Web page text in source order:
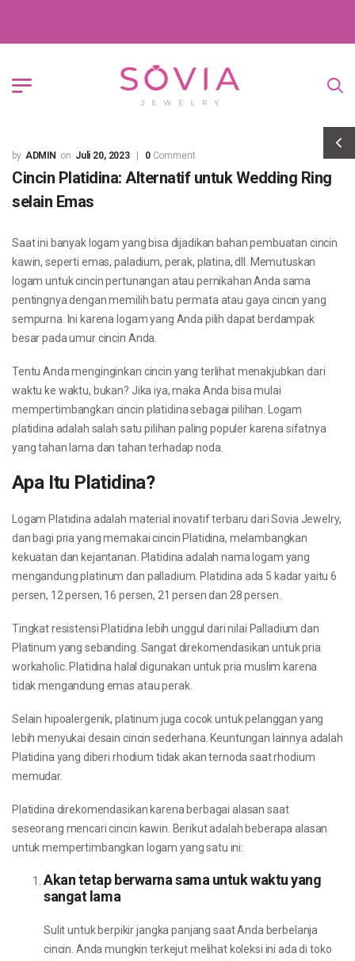
ADMIN Juli 20, 2023 0Comment
Cincin Platidina: Alternatif untuk Wedding Ring
selain Emas
Saat ini banyak logam yang bisa dijadikan bahan pembuatan cincin
kawin, seperti emas, paladium, perak, platina, dll. Memutuskan
logam untuk cincin pertunangan atau pernikahan Anda sama
pentingnya dengan memilih batu permata atau gaya cincin yang
sempurna. Ini karena logam yang Anda pilih dapat berdampak
besar pada umur cincin Anda.
Tentu Anda menginginkan cincin yang terlihat menakjubkan dari
waktu ke waktu, bukan? Jika iya, maka Anda bisa mulai
mempertimbangkan cincin platidina sebagai pilihan. Logam
platidina adalah salah satu pilihan paling populer karena sifatnya
yang tahan lama dan tahan terhadap noda.
Apa Itu Platidina?
Logam Platidina adalah material inovatif terbaru dari Sovia Jewelry,
dan bagi pria yang memakai cincin Platidina, melambangkan
kekuatan dan kejantanan. Platidina adalah nama logam yang
mengandung platinum dan palladium. Platidina ada 5 kadar yaitu 6
persen, 12 persen, 16 persen, 21 persen dan 28 persen.
Tingkat resistensi Platidina lebih unggul dari nilai Palladium dan
Platinum yang sebanding. Sangat direkomendasikan untuk pria
workaholic. Platidina halal digunakan untuk pria muslim karena
tidak mengandung emas atau perak.
Selain hipoalergenik, platinum juga cocok untuk pelanggan yang
lebih menyukai desain cincin sederhana. Keuntungan lainnya adalah
Platidina yang diberi rhodium tidak akan ternoda saat rhodium
memudar.
Platidina direkomendasikan karena berbagai alasan saat
seseorang mencari cincin kawin. Berikut adalah beberapa alasan
untuk mempertimbangkan logam yang satu ini:
Akan tetap berwarna sama untuk waktu yang
sangat lama
Sulit untuk berpikir jangka panjang saat Anda berbelanja
cincin. Anda mungkin terkejut melihat koleksi ini ada di toko